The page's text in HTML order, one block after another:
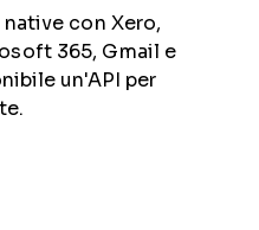
con Xero,
365, Gmail e
un'API per